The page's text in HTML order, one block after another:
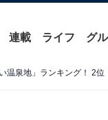
連載 ライフ グ
温泉地」ランキング！ 2位